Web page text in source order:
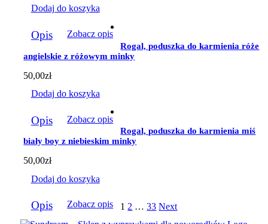
Dodaj do koszyka
Opis Zobacz opis
Rogal, poduszka do karmienia róże
angielskie z różowym minky
50,00zł
Dodaj do koszyka
Opis Zobacz opis
Rogal, poduszka do karmienia miś
biały boy z niebieskim minky
50,00zł
Dodaj do koszyka
Opis Zobacz opis 1 2 … 33 Next